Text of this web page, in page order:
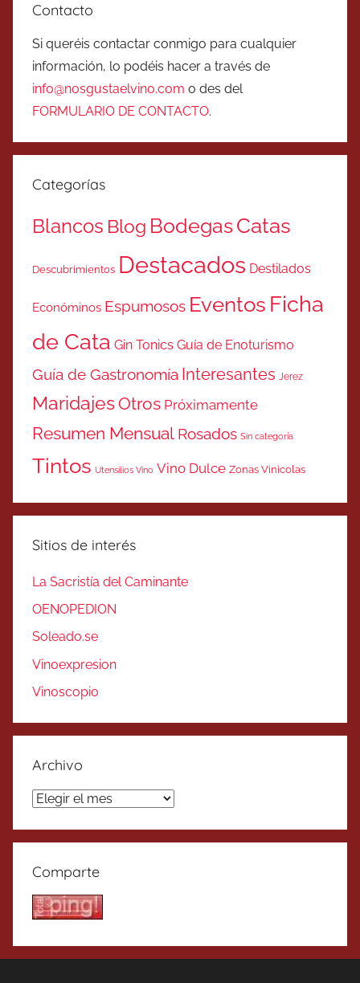
Contacto
Si queréis contactar conmigo para cualquier
información, lo podéis hacer a través de
info@nosgustaelvino.com o des del
FORMULARIO DE CONTACTO.
Categorías
Blancos Blog BodegasCatas
Descubrimientos Destacados Destilados
Económinos Espumosos Eventos Ficha
de Cata Gin Tonics Guía de Enoturismo
Guía de Gastronomía Interesantes Jerez
MaridajesOtros Próximamente
Resumen Mensual Rosados Sin categoría
Tintos Utensilios Vino Vino Dulce Zonas Vinicolas
Sitios de interés
La Sacristía del Caminante
OENOPEDION
Soleado.se
Vinoexpresion
Vinoscopio
Archivo
Archivo
Comparte